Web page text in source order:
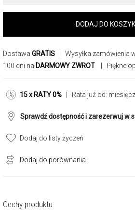
DODAJ DO
Dostawa GRATIS | Wysyłka zamówienia
100 dni na DARMOWY ZWROT | Piękne
15 x RATY 0% | Rata już od:
Sprawdź dostępność i zarezerwuj w
Dodaj do listy życzeń
Dodaj do porównania
Cechy produktu